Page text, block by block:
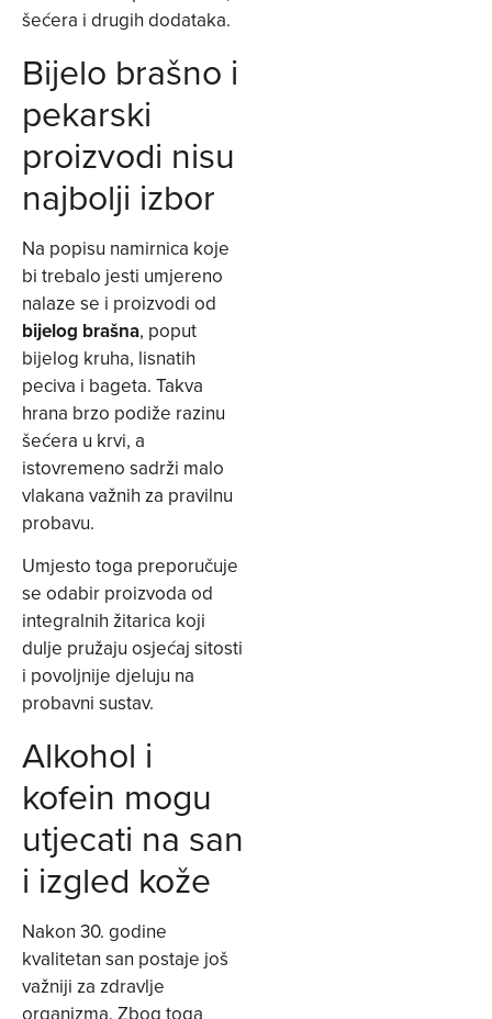
šećera i drugih dodataka.
Bijelo brašno i
pekarski
proizvodi nisu
najbolji izbor
Na popisu namirnica koje
bi trebalo jesti umjereno
nalaze se i proizvodi od
bijelog brašna, poput
bijelog kruha, lisnatih
peciva i bageta. Takva
hrana brzo podiže razinu
šećera u krvi, a
istovremeno sadrži malo
vlakana važnih za pravilnu
probavu.
Umjesto toga preporučuje
se odabir proizvoda od
integralnih žitarica koji
dulje pružaju osjećaj sitosti
i povoljnije djeluju na
probavni sustav.
Alkohol i
kofein mogu
utjecati na san
i izgled kože
Nakon 30. godine
kvalitetan san postaje još
važniji za zdravlje
organizma. Zbog toga